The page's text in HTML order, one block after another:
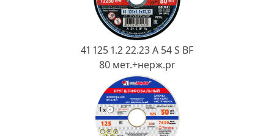
41 125 1.2 22.23 A 54 S BF
80 мет.+нерж.pr